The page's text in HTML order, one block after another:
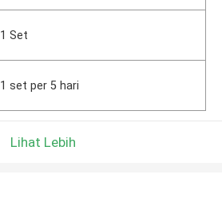
1 Set
1 set per 5 hari
Lihat Lebih